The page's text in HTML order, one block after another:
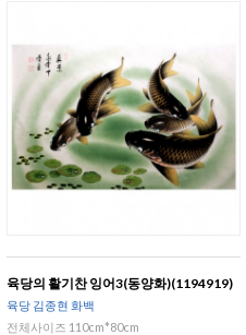
육당의 활기찬 잉어3(동양화)(1194919)
육당 김종현 화백
전체사이즈 110cm*80cm